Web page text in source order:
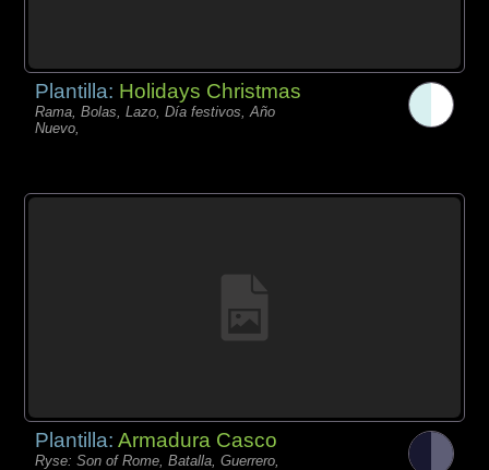
Plantilla: Holidays Christmas
Rama, Bolas, Lazo, Día festivos, Año
Nuevo,
Plantilla:Armadura Casco
Ryse: Son of Rome, Batalla, Guerrero,